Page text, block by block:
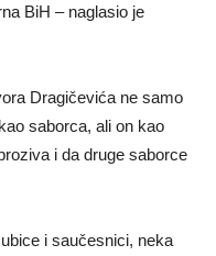
BiH – naglasio je
Dragičevića ne samo
saborca, ali on kao
i da druge saborce
i saučesnici, neka